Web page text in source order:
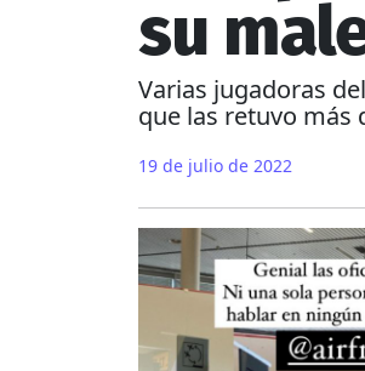
su
Varias jugadoras
que las retuvo más
19 de julio de 2022